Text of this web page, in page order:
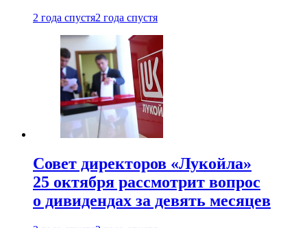
2 года спустя2 года спустя
Совет директоров «Лукойла»
25 октября рассмотрит вопрос
о дивидендах за девять месяцев